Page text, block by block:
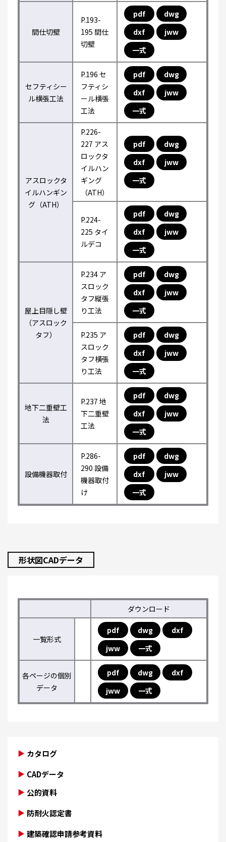
間仕切壁
P.193-
195 間仕
切壁
pdf
dwg
dxf
jww
一式
セフティシー
ル横張工法
P.196 セ
フティシ
ール横張
工法
pdf
dwg
dxf
jww
一式
アスロックタ
イルハンギン
グ（ATH）
P.226-
227 アス
ロックタ
イルハン
ギング
（ATH）
pdf
dwg
dxf
jww
一式
P.224-
225 タイ
ルデコ
pdf
dwg
dxf
jww
一式
屋上目隠し壁
（アスロック
タフ）
P.234 ア
スロック
タフ縦張
り工法
pdf
dwg
dxf
jww
一式
P.235 ア
スロック
タフ横張
り工法
pdf
dwg
dxf
jww
一式
地下二重壁工
法
P.237 地
下二重壁
工法
pdf
dwg
dxf
jww
一式
設備機器取付
P.286-
290 設備
機器取付
け
pdf
dwg
dxf
jww
一式
形状図CADデータ
ダウンロード
一覧形式
pdf dwg
dxf
jww
一式
各ページの個別
データ
pdf dwg
dxf
jww
一式
カタログ
CADデータ
公的資料
防耐火認定書
建築確認申請参考資料